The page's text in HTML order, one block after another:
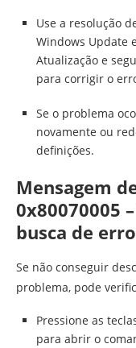
Use a resolução
Windows Update
Atualização e
para corrigir o
Se o problema
novamente ou
definições.
Mensagem
0x80070005
busca de
Se não conseguir
problema, pode
Pressione as
para abrir o